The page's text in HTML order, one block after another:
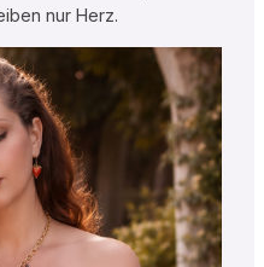
nur Herz.